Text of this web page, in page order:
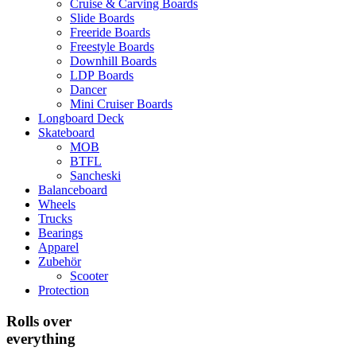
Cruise & Carving Boards
Slide Boards
Freeride Boards
Freestyle Boards
Downhill Boards
LDP Boards
Dancer
Mini Cruiser Boards
Longboard Deck
Skateboard
MOB
BTFL
Sancheski
Balanceboard
Wheels
Trucks
Bearings
Apparel
Zubehör
Scooter
Protection
Rolls over
everything